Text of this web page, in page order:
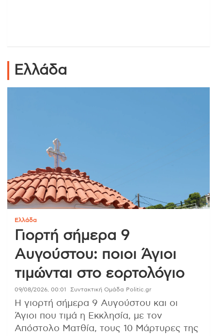
Ελλάδα
Ελλάδα
Γιορτή σήμερα 9
Αυγούστου: ποιοι Άγιοι
τιμώνται στο εορτολόγιο
09/08/2026, 00:01 Συντακτική Ομάδα Politic.gr
Η γιορτή σήμερα 9 Αυγούστου και οι
Άγιοι που τιμά η Εκκλησία, με τον
Απόστολο Ματθία, τους 10 Μάρτυρες της